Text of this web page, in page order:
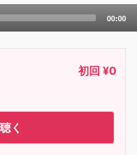
00:00
初回 ¥0
く